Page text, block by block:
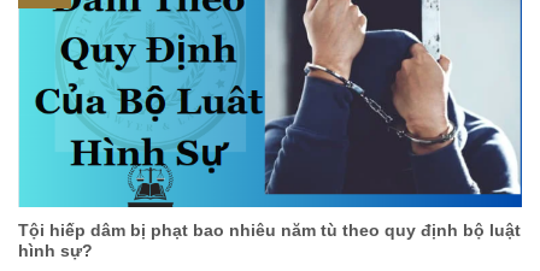
Tội hiếp dâm bị phạt bao nhiêu năm tù theo quy định bộ luật
hình sự?